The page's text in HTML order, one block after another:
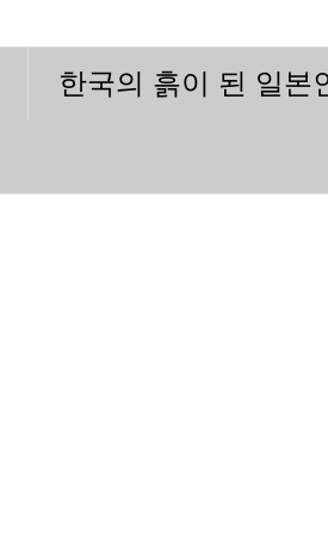
한국의 흙이 된 일본